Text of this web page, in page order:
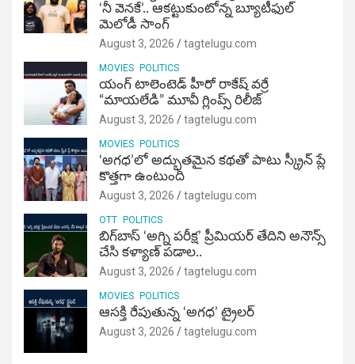
‘నీ వెనకే’.. ఆకట్టుకుంటోన్న బ్యూటీఫుల్
మెలోడీ సాంగ్
August 3, 2026 tagtelugu.com
MOVIES POLITICS
యంగ్ టాలెంటెడ్ హీరో రాకేష్ వర్రే
“మాయలేడి” మూవీ గ్లింప్స్ రిలీజ్
August 3, 2026 tagtelugu.com
MOVIES POLITICS
‘అగధ’లో అద్భుతమైన కథతో పాటు స్క్రీన్ ప్లే
కొత్తగా ఉంటుంది
August 3, 2026 tagtelugu.com
OTT POLITICS
బిగ్‌బాస్ ‘అగ్ని ప‌రీక్ష‌’ ప్రీమియర్ తేదిని అనౌన్స్
చేసి కళ్యాణ్ పడాల..
August 3, 2026 tagtelugu.com
MOVIES POLITICS
ఆసక్తి రేపుతున్న ‘అగధ’ ట్రైలర్
August 3, 2026 tagtelugu.com